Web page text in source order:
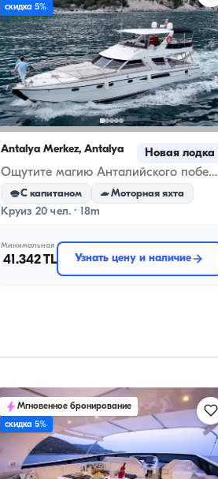
скидка 5%
Antalya Merkez, Antalya Новая лодка
Ощутите магию Анталийского побережья на частной яхте!
С капитаном Моторная яхта
Круиз 20 чел. · 18m
Минимальная
41.342 TL Узнать цену и наличие
Мгновенное бронирование
скидка 5%